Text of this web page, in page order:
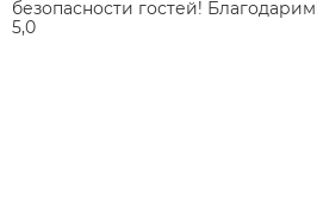
безопасности гостей!
5,0